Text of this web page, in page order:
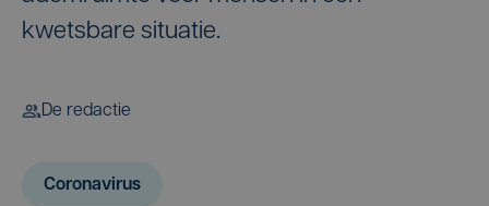
kwetsbare situatie.
De redactie
Coronavirus